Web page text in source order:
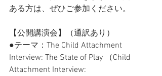
ある方は、ぜひご参加ください。
【公開講演会】（通訳あり）
●テーマ：The Child Attachment
Interview: The State of Play （Child
Attachment Interview: